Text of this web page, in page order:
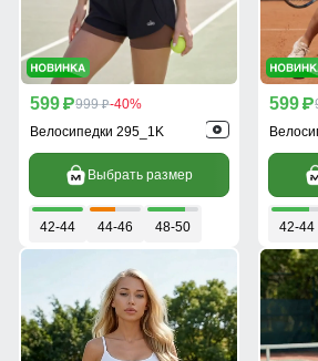
599 p999 p-40%
Велосипедки 295_1K
Выбрать размер
42-44 44-46 48-50
599 p
42-44